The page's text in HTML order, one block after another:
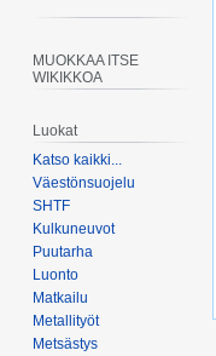
MUOKKAA ITSE
WIKIKKOA
Luokat
Katso kaikki...
Väestönsuojelu
SHTF
Kulkuneuvot
Puutarha
Luonto
Matkailu
Metallityöt
Metsästys